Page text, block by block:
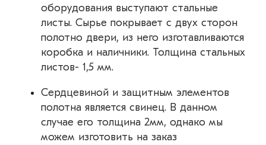
оборудования выступают стальные
листы. Сырье покрывает с двух сторон
полотно двери, из него изготавливаются
коробка и наличники. Толщина стальных
листов- 1,5 мм.
Сердцевиной и защитным элементов
полотна является свинец. В данном
случае его толщина 2мм, однако мы
можем изготовить на заказ